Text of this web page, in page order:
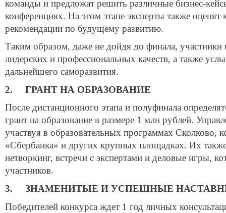
команды и предложат решить различные бизнес-
конференциях. На этом этапе эксперты также оценят
рекомендации по будущему развитию.
Таким образом, даже не дойдя до финала,
лидерских и профессиональных качеств, а также
дальнейшего саморазвития.
2. ГРАНТ НА ОБРАЗОВАНИЕ
После дистанционного этапа и полуфинала
грант на образование в размере 1 млн рублей.
участвуя в образовательных программах Сколково,
«Сбербанка» и других крупных площадках. Их
нетворкинг, встречи с экспертами и деловые игры,
участников.
3. ЗНАМЕНИТЫЕ И УСПЕШНЫЕ
Победителей конкурса ждет 1 год личных